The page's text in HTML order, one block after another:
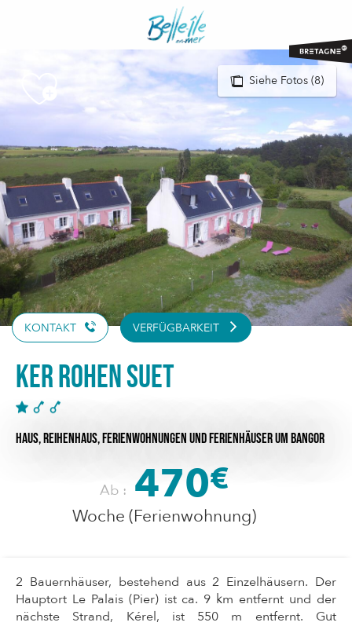
Siehe Fotos (8)
KONTAKT VERFÜGBARKEIT
Ker Rohen Suet
HAUS,REIHENHAUS,FERIENWOHNUNGEN UND FERIENHÄUSERUM BANGOR
Ab : 470€
Woche (Ferienwohnung)
2 Bauernhäuser, bestehend aus 2 Einzelhäusern. Der
Hauptort Le Palais (Pier) ist ca. 9 km entfernt und der
nächste Strand, Kérel, ist 550 m entfernt. Gut